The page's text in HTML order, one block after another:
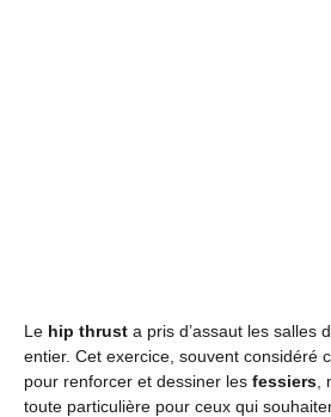
Le hip thrust a pris d’assaut les salles
entier. Cet exercice, souvent considéré
pour renforcer et dessiner les fessiers
toute particulière pour ceux qui